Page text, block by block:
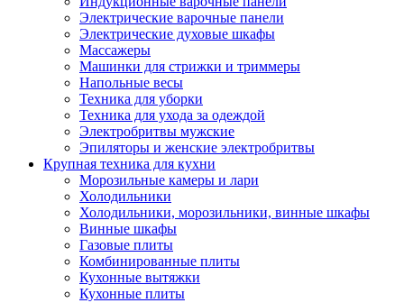
Электрические варочные панели
Электрические духовые шкафы
Массажеры
Машинки для стрижки и триммеры
Напольные весы
Техника для уборки
Техника для ухода за одеждой
Электробритвы мужские
Эпиляторы и женские электробритвы
Крупная техника для кухни
Морозильные камеры и лари
Холодильники
Холодильники, морозильники, винные шкафы
Винные шкафы
Газовые плиты
Комбинированные плиты
Кухонные вытяжки
Кухонные плиты